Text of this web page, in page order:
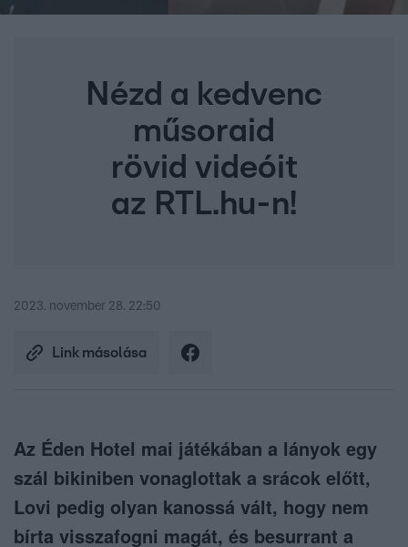
Nézd a kedvenc
műsoraid
rövid videóit
az RTL.hu-n!
2023. november 28. 22:50
Link másolása
Az Éden Hotel mai játékában a lányok egy
szál bikiniben vonaglottak a srácok előtt,
Lovi pedig olyan kanossá vált, hogy nem
bírta visszafogni magát, és besurrant a